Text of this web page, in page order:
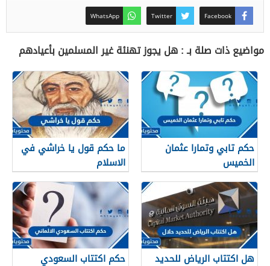
Facebook
Twitter
WhatsApp
مواضيع ذات صلة بـ : هل يجوز تهنئة غير المسلمين بأعيادهم
حكم تابي وتمارا عثمان
الخميس
ما حكم قول يا خراشي في
الاسلام
هل اكتتاب الرياض للحديد
حكم اكتتاب السعودي